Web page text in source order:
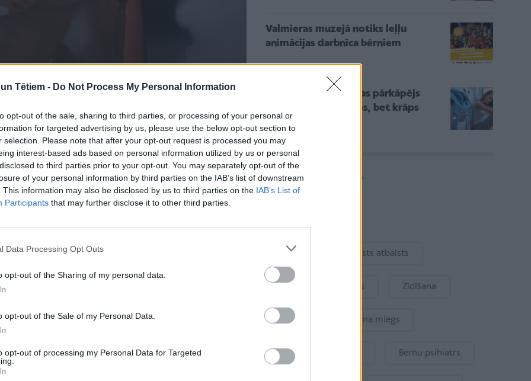
Tētiem - Do Not Process My Personal Information
opt-out of the sale, sharing to third parties, or processing of your personal or
for targeted advertising by us, please use the below opt-out section to
selection. Please note that after your opt-out request is processed you may
interest-based ads based on personal information utilized by us or personal
to third parties prior to your opt-out. You may separately opt-out of the
of your personal information by third parties on the IAB’s list of downstream
This information may also be disclosed by us to third parties on the IAB’s List of
Participants that may further disclose it to other third parties.
Data Processing Opt Outs
opt-out of the Sharing of my personal data.
opt-out of the Sale of my Personal Data.
opt-out of processing my Personal Data for Targeted
dzemdībām. Jo nu bērns ir kļuvis par galveno
stundas diennaktī ir kopā ar mazo, kurš prasa
šā brīža dominante un pārējais — arī vīrs un sekss
nesekmē mīlēšanās atjaunošanos. Jums ar
darīt, lai mazinātu Tavu ikdienas slodzi, kādus
parādītos brīvais laiks, piemēram, frizierim vai
Kaut vai brīva stundiņa, taču tā sekmēs
sadalītam, lai nav sajūta, ka nu priekšā tikai
arī pieturas. Citādi notiek sievietes psiholoģiskā
ar vīru. Noteikti nepieciešams kopā gūt
uz kādu koncertu, doties ceļojumā — arī ar
Un kādā brīdī romantika atgriezīsies.
Valmieras muzejā notiks leļļu
animācijas darbnīca bērniem
Gadījumi, kad laulības pārkāpējs
visdrīzāk nemainīsies, bet krāps
atkal un atkal
Vairāk rakstu
Ukraina Valsts atbalsts
Kur šodien atpūsties Zīdīšana
Drošība Bērna miegs
Mākslīgais intelekts Bērnu psihiatrs